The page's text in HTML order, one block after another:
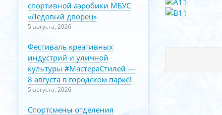
спортивной аэробики МБУС
«Ледовый дворец»
5 августа, 2026
Фестиваль креативных
индустрий и уличной
культуры #МастераСтилей —
8 августа в городском парке!
5 августа, 2026
Спортсмены отделения